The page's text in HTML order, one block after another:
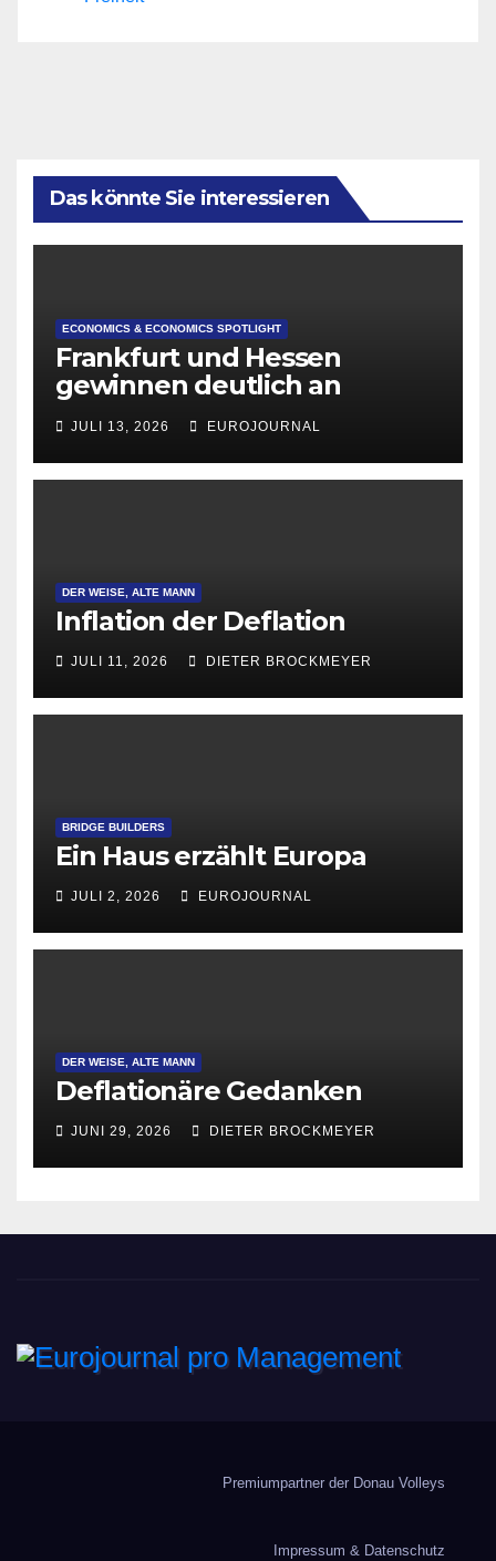
Das könnte Sie interessieren
ECONOMICS & ECONOMICS SPOTLIGHT
Frankfurt und Hessen
gewinnen deutlich an
Attraktivität für Startup-
Gründungen
JULI 13, 2026 EUROJOURNAL
DER WEISE, ALTE MANN
Inflation der Deflation
JULI 11, 2026 DIETER BROCKMEYER
BRIDGE BUILDERS
Ein Haus erzählt Europa
JULI 2, 2026 EUROJOURNAL
DER WEISE, ALTE MANN
Deflationäre Gedanken
JUNI 29, 2026 DIETER BROCKMEYER
Premiumpartner der Donau Volleys
Impressum & Datenschutz